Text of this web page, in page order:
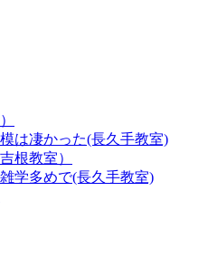
は凄かった(長久手教室)
根教室）
学多めで(長久手教室)